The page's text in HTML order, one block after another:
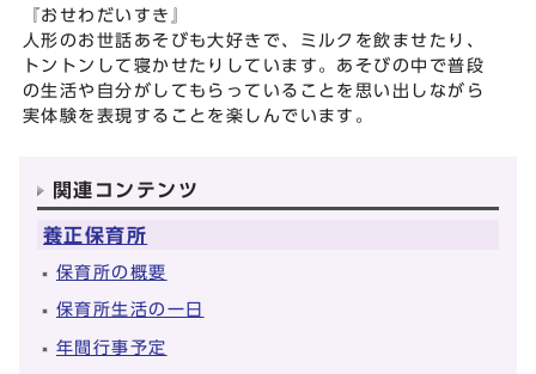
『おせわだいすき』
人形のお世話あそびも大好きで、ミルクを飲ませたり、
トントンして寝かせたりしています。あそびの中で普段
の生活や自分がしてもらっていることを思い出しながら
実体験を表現することを楽しんでいます。
関連コンテンツ
養正保育所
保育所の概要
保育所生活の一日
年間行事予定